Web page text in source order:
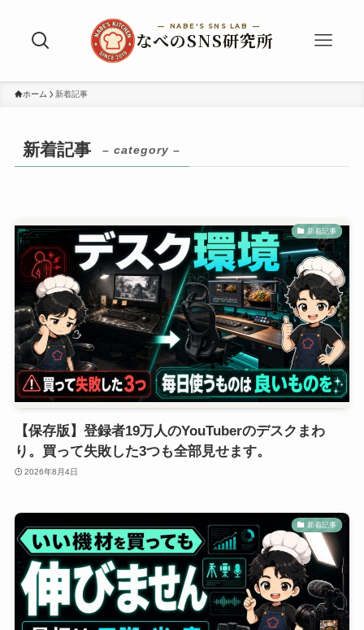
ホーム 新着記事
新着記事 – category –
新着記事
【保存版】登録者19万人のYouTuberのデスクまわ
り。買って失敗した3つも全部見せます。
2026年8月4日
新着記事